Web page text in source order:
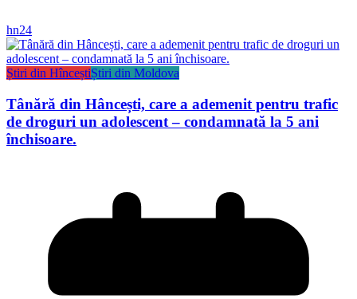
hn24
Știri din HînceștiȘtiri din Moldova
Tânără din Hâncești, care a ademenit pentru trafic
de droguri un adolescent – condamnată la 5 ani
închisoare.